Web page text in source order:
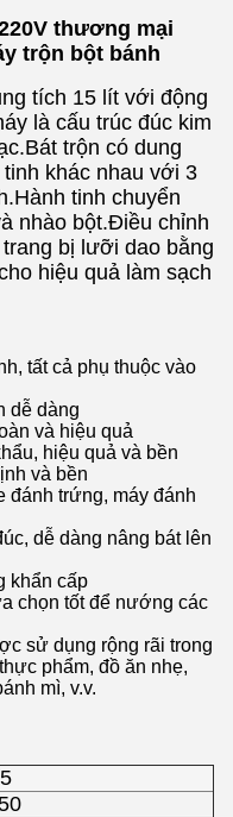
thương mại
​​trộn bột bánh
tích 15 lít với động
là cấu trúc đúc kim
trộn có dung
khác nhau với 3
tinh chuyển
nhào bột.Điều chỉnh
bị lưỡi dao bằng
hiệu quả làm sạch
tất cả phụ thuộc vào
dễ dàng
và hiệu quả
hiệu quả và bền
và bền
đánh trứng, máy đánh
dễ dàng nâng bát lên
khẩn cấp
chọn tốt để nướng các
sử dụng rộng rãi trong
phẩm, đồ ăn nhẹ,
mì, v.v.